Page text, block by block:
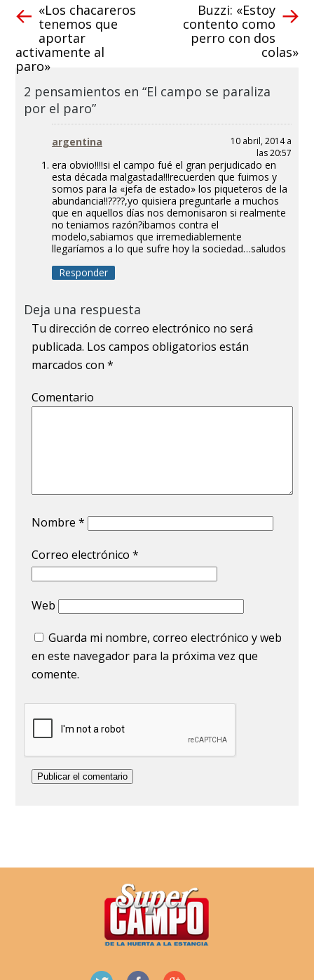
«Los chacareros
tenemos que
aportar
activamente al
paro»
Buzzi: «Estoy
contento como
perro con dos
colas»
2 pensamientos en “El campo se paraliza
por el paro”
argentina
10 abril, 2014 a
las 20:57
era obvio!!!!si el campo fué el gran perjudicado en
esta década malgastada!!!recuerden que fuimos y
somos para la «jefa de estado» los piqueteros de la
abundancia!!????,yo quisiera preguntarle a muchos
que en aquellos días nos demonisaron si realmente
no teniamos razón?ibamos contra el
modelo,sabiamos que irremediablemente
llegaríamos a lo que sufre hoy la sociedad…saludos
Responder
Deja una respuesta
Tu dirección de correo electrónico no será
publicada. Los campos obligatorios están
marcados con*
Comentario
Nombre*
Correo electrónico*
Web
Guarda mi nombre, correo electrónico y web
en este navegador para la próxima vez que
comente.